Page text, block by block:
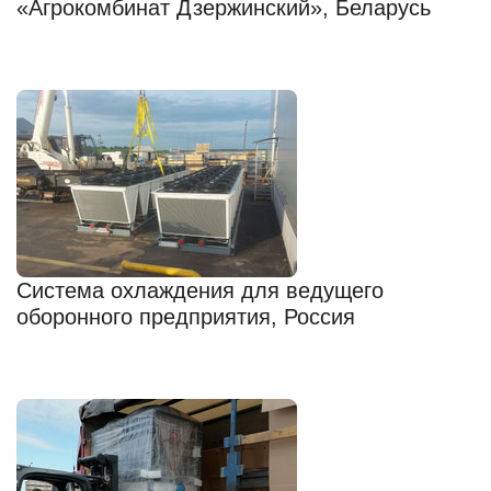
«Агрокомбинат Дзержинский», Беларусь
Система охлаждения для ведущего
оборонного предприятия, Россия